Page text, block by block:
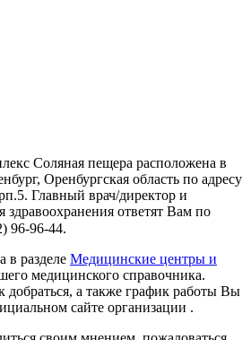
Соляная пещера расположена в
Оренбургская область по адресу
Главный врач/директор и
здравоохранения ответят Вам по
96-96-44.
в разделе Медицинские центры и
медицинского справочника.
а также график работы Вы
сайте организации .